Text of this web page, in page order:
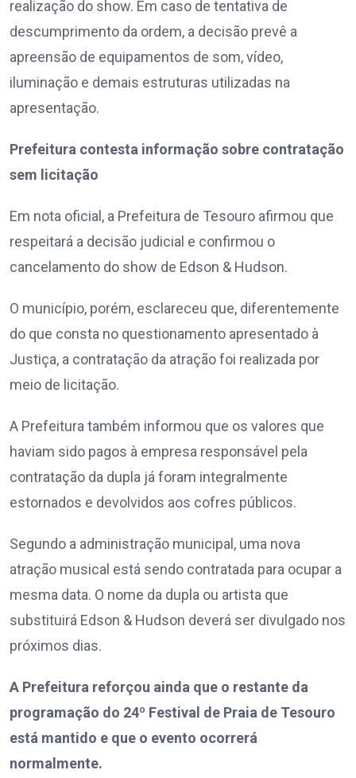
realização do show. Em caso de tentativa de
descumprimento da ordem, a decisão prevê a
apreensão de equipamentos de som, vídeo,
iluminação e demais estruturas utilizadas na
apresentação.
Prefeitura contesta informação sobre contratação
sem licitação
Em nota oficial, a Prefeitura de Tesouro afirmou que
respeitará a decisão judicial e confirmou o
cancelamento do show de Edson & Hudson.
O município, porém, esclareceu que, diferentemente
do que consta no questionamento apresentado à
Justiça, a contratação da atração foi realizada por
meio de licitação.
A Prefeitura também informou que os valores que
haviam sido pagos à empresa responsável pela
contratação da dupla já foram integralmente
estornados e devolvidos aos cofres públicos.
Segundo a administração municipal, uma nova
atração musical está sendo contratada para ocupar a
mesma data. O nome da dupla ou artista que
substituirá Edson & Hudson deverá ser divulgado nos
próximos dias.
A Prefeitura reforçou ainda que o restante da
programação do 24º Festival de Praia de Tesouro
está mantido e que o evento ocorrerá
normalmente.